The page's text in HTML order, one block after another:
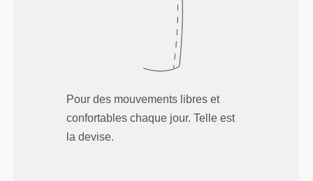
Pour des mouvements libres et
confortables chaque jour. Telle est
la devise.